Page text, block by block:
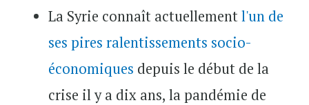
La Syrie connaît actuellementl'un de
ses pires ralentissements socio-
économiques depuis le début de la
crise il y a dix ans, la pandémie de